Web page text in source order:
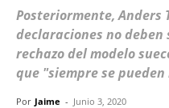
Posteriormente, Anders
declaraciones no
rechazo del modelo
que "siempre se
Por Jaime - Junio 3, 2020